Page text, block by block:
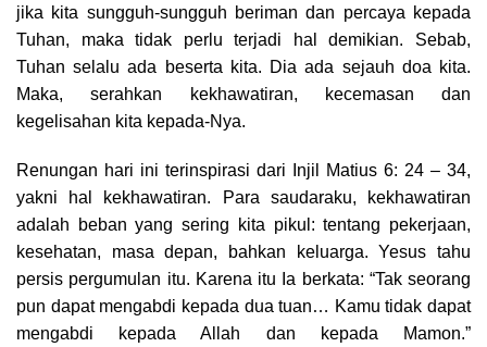
jika kita sungguh-sungguh beriman dan percaya kepada
Tuhan, maka tidak perlu terjadi hal demikian. Sebab,
Tuhan selalu ada beserta kita. Dia ada sejauh doa kita.
Maka, serahkan kekhawatiran, kecemasan dan
kegelisahan kita kepada-Nya.
Renungan hari ini terinspirasi dari Injil Matius 6: 24 – 34,
yakni hal kekhawatiran. Para saudaraku, kekhawatiran
adalah beban yang sering kita pikul: tentang pekerjaan,
kesehatan, masa depan, bahkan keluarga. Yesus tahu
persis pergumulan itu. Karena itu Ia berkata: “Tak seorang
pun dapat mengabdi kepada dua tuan… Kamu tidak dapat
mengabdi kepada Allah dan kepada Mamon.”